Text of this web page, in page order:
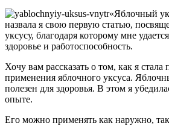
«Яблочный
назвала я свою первую статью,
уксусу, благодаря которому мне
здоровье и работоспособность.
Хочу вам рассказать о том, как я
применения яблочного уксуса.
полезен для здоровья. В этом я
опыте.
Его можно применять как наружно,